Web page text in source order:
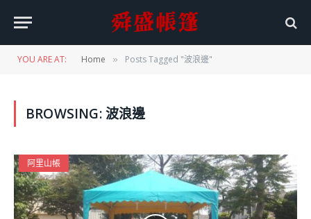
YOU ARE AT: Home » Posts Tagged "波浪邊"
BROWSING:波浪邊
阿里山帳